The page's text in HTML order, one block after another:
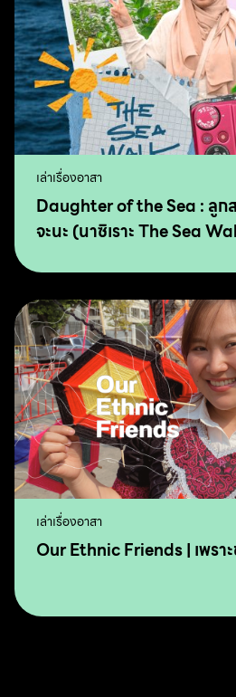
เล่าเรื่องอาสา
Daughter of the Sea : ลูก
จะนะ (นาซิเราะ The Sea
เล่าเรื่องอาสา
Our Ethnic Friends | เพร